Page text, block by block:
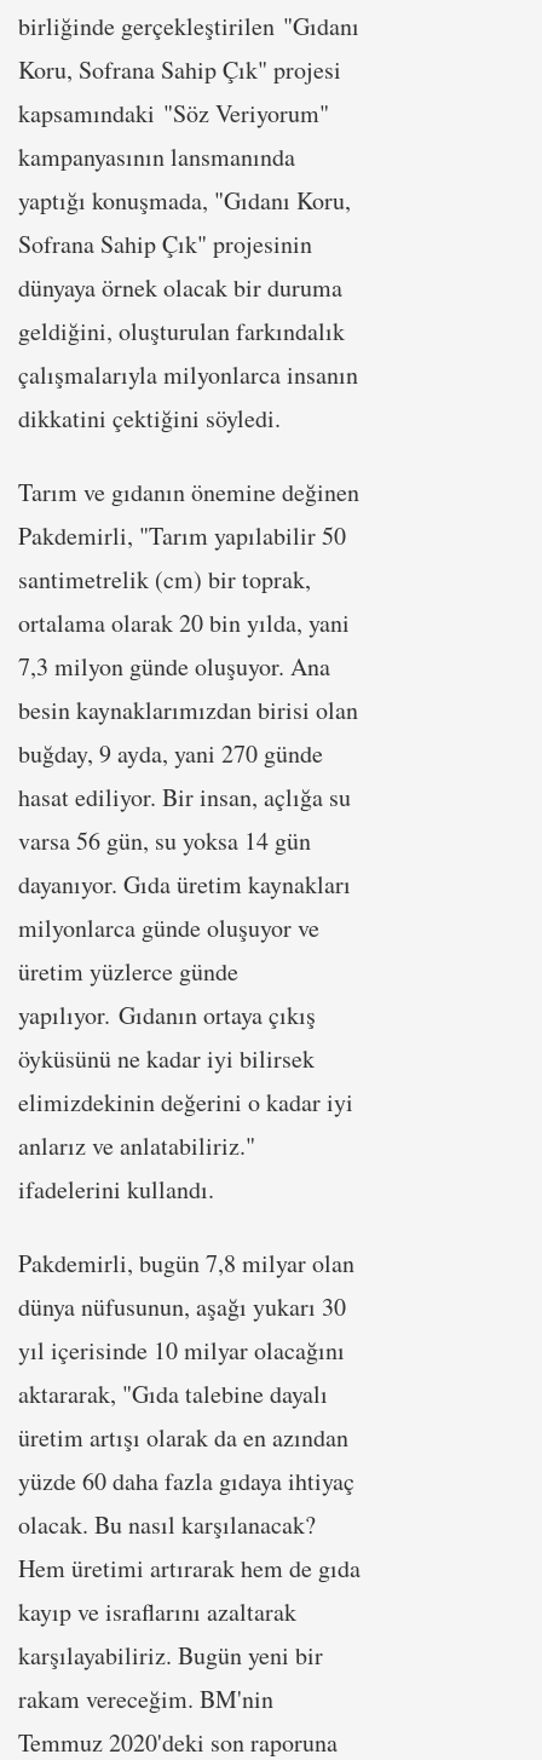
birliğinde gerçekleştirilen "Gıdanı
Koru, Sofrana Sahip Çık" projesi
kapsamındaki "Söz Veriyorum"
kampanyasının lansmanında
yaptığı konuşmada, "Gıdanı Koru,
Sofrana Sahip Çık" projesinin
dünyaya örnek olacak bir duruma
geldiğini, oluşturulan farkındalık
çalışmalarıyla milyonlarca insanın
dikkatini çektiğini söyledi.
Tarım ve gıdanın önemine değinen
Pakdemirli, "Tarım yapılabilir 50
santimetrelik (cm) bir toprak,
ortalama olarak 20 bin yılda, yani
7,3 milyon günde oluşuyor. Ana
besin kaynaklarımızdan birisi olan
buğday, 9 ayda, yani 270 günde
hasat ediliyor. Bir insan, açlığa su
varsa 56 gün, su yoksa 14 gün
dayanıyor. Gıda üretim kaynakları
milyonlarca günde oluşuyor ve
üretim yüzlerce günde
yapılıyor. Gıdanın ortaya çıkış
öyküsünü ne kadar iyi bilirsek
elimizdekinin değerini o kadar iyi
anlarız ve anlatabiliriz."
ifadelerini kullandı.
Pakdemirli, bugün 7,8 milyar olan
dünya nüfusunun, aşağı yukarı 30
yıl içerisinde 10 milyar olacağını
aktararak, "Gıda talebine dayalı
üretim artışı olarak da en azından
yüzde 60 daha fazla gıdaya ihtiyaç
olacak. Bu nasıl karşılanacak?
Hem üretimi artırarak hem de gıda
kayıp ve israflarını azaltarak
karşılayabiliriz. Bugün yeni bir
rakam vereceğim. BM'nin
Temmuz 2020'deki son raporuna